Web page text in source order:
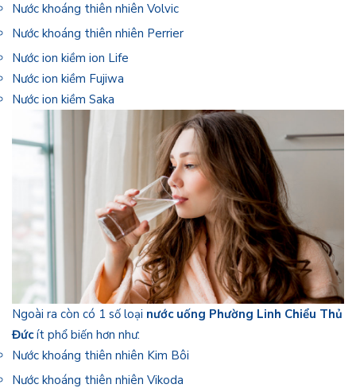
Nước khoáng thiên nhiên Volvic
Nước khoáng thiên nhiên Perrier
Nước ion kiềm ion Life
Nước ion kiềm Fujiwa
Nước ion kiềm Saka
Ngoài ra còn có 1 số loại nước uống Phường Linh Chiểu Thủ
Đức ít phổ biến hơn như:
Nước khoáng thiên nhiên Kim Bôi
Nước khoáng thiên nhiên Vikoda